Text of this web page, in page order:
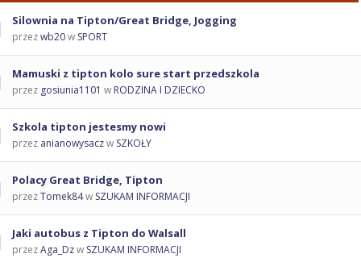
Silownia na Tipton/Great Bridge, Jogging
przezwb20w SPORT
Mamuski z tipton kolo sure start przedszkola
przez gosiunia1101 w RODZINA I DZIECKO
Szkola tipton jestesmy nowi
przez anianowysaczw SZKOŁY
Polacy Great Bridge, Tipton
przezTomek84w SZUKAM INFORMACJI
Jaki autobus z Tipton do Walsall
przezAga_Dzw SZUKAM INFORMACJI